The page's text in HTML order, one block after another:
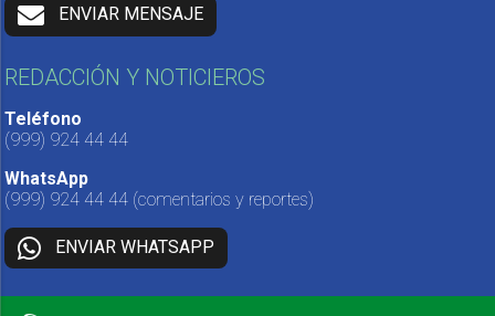
ENVIAR MENSAJE
REDACCIÓN Y NOTICIEROS
Teléfono
(999) 924 44 44
WhatsApp
(999) 924 44 44 (comentarios y reportes)
ENVIAR WHATSAPP